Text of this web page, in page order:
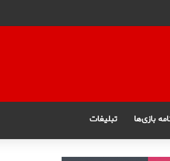
بازی‌ها تبلیغات